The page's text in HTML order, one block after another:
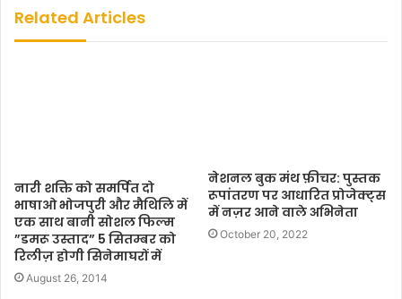
Related Articles
नारी शक्ति को समर्पित दो
भाषाओ भोजपुरी और मैथिलि में
एक साथ बानी सोशल फिल्म
”डमरू उस्ताद” 5 सितम्बर को
रिलीज़ होगी सिनेमाघरों में
August 26, 2014
नेशनल बुक मंथ फ़ीचर: पुस्तक
रूपांतरण पर आधारित प्रोजेक्ट्स
में नज़र आने वाले अभिनेता
October 20, 2022